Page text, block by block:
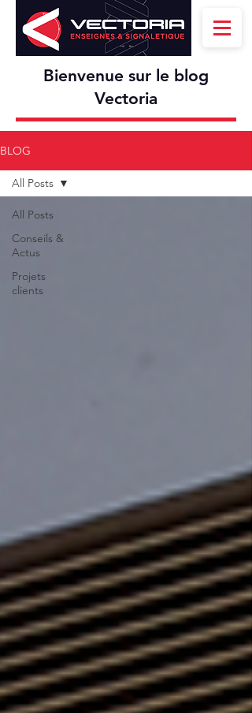
Bienvenue sur le blog
Vectoria
BLOG
All Posts
Conseils &
Actus
Projets
clients
All Posts